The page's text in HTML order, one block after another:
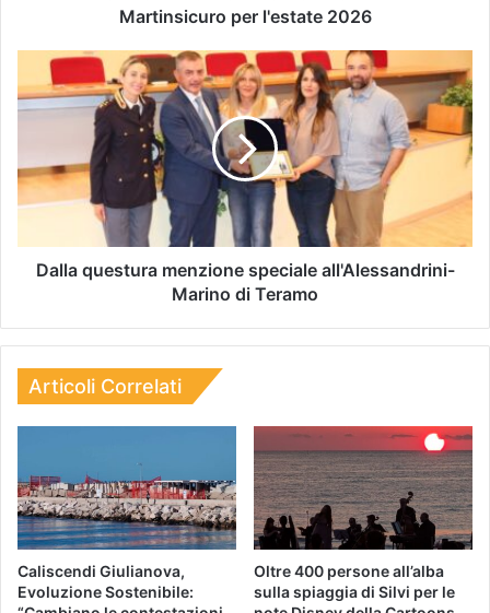
Martinsicuro per l'estate 2026
Dalla questura menzione speciale all'Alessandrini-
Marino di Teramo
Articoli Correlati
Caliscendi Giulianova,
Evoluzione Sostenibile:
​Oltre 400 persone all’alba
sulla spiaggia di Silvi per le